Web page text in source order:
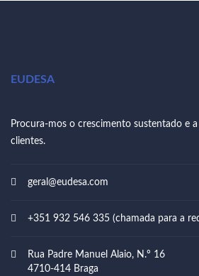
EUDESA
Procura-mos o crescimento sustentado e
clientes.
geral@eudesa.com
+351 932 546 335 (chamada para a
Rua Padre Manuel Alaio, N.º 16
4710-414 Braga